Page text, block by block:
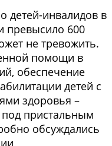
детей-инвалидов в
превысило 600
не тревожить.
помощи в
обеспечение
детей с
здоровья –
пристальным
обсуждались